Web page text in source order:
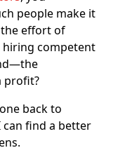
people make it
effort of
hiring competent
profit?
back to
can find a better